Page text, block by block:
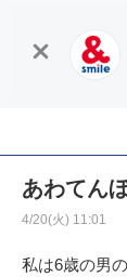
あわてん
4/20(火) 11:01
私は6歳の男